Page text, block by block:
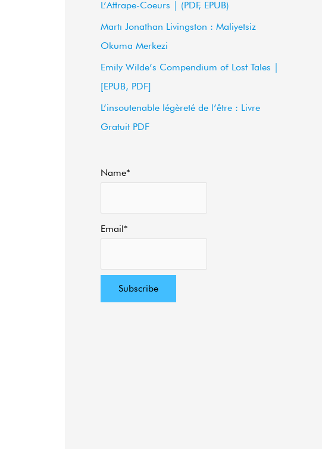
:
L’Attrape-Coeurs | (PDF, EPUB)
Martı Jonathan Livingston : Maliyetsiz
Okuma Merkezi
Emily Wilde’s Compendium of Lost Tales |
[EPUB, PDF]
L’insoutenable légèreté de l’être : Livre
Gratuit PDF
Name*
Email*